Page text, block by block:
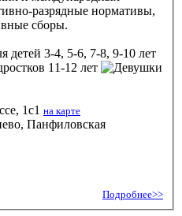
разрядные нормативы,
сборы.
детей 3-4, 5-6, 7-8, 9-10 лет
11-12 лет
1с1 на карте
Панфиловская
Подробнее>>